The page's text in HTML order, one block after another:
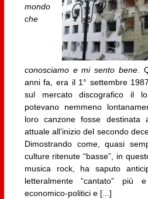
mondo
che
conosciamo e mi sento bene .
anni fa, era il 1° settembre
sul mercato discografico il
potevano nemmeno
loro canzone fosse destinata
attuale all’inizio del secondo
Dimostrando come, quasi
culture ritenute “basse”, in
musica rock, ha saputo
letteralmente “cantato” più
economico-politici e [...]